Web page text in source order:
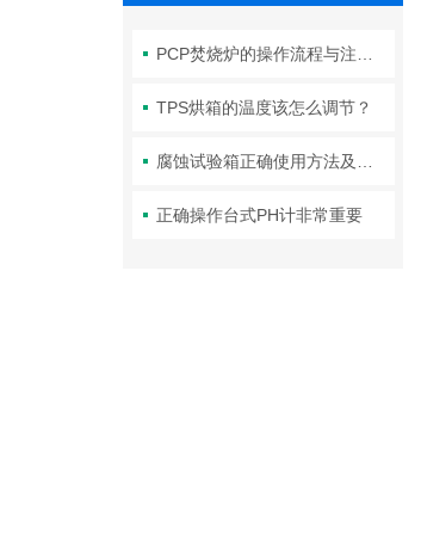
TPS烘箱的温度该怎么调节？
正确操作台式PH计非常重要